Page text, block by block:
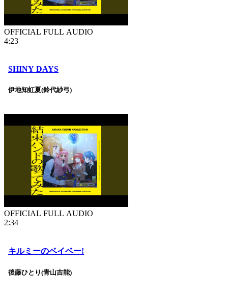
OFFICIAL FULL AUDIO
4:23
SHINY DAYS
伊地知虹夏(鈴代紗弓)
OFFICIAL FULL AUDIO
2:34
キルミーのベイベー!
後藤ひとり(青山吉能)